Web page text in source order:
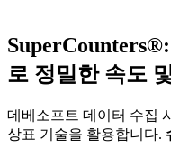
로 정밀한 속도
데베소프트 데이터 수집
상표 기술을 활용합니다.